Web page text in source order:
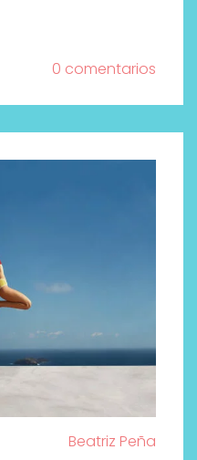
0 comentarios
Beatriz Peña